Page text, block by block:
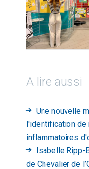
A lire aussi
Une nouvelle
l'identification de
inflammatoires
Isabelle Ripp-
de Chevalier de